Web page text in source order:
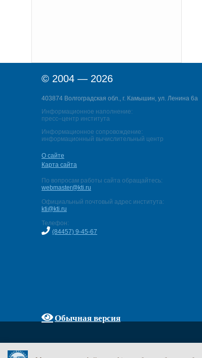
© 2004 — 2026
403874 Волгоградская обл., г. Камышин, ул. Ленина 6а
Информационное наполнение:
пресс–центр института
Информационное сопровождение:
информационный вычислительный центр
О сайте
Карта сайта
По вопросам работы сайта обращайтесь:
webmaster@kti.ru
Официальный почтовый адрес института:
kti@kti.ru
Телефон:
(84457) 9-45-67
Обычная версия